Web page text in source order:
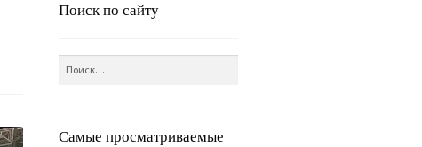
Поиск по сайту
Самые просматриваемые